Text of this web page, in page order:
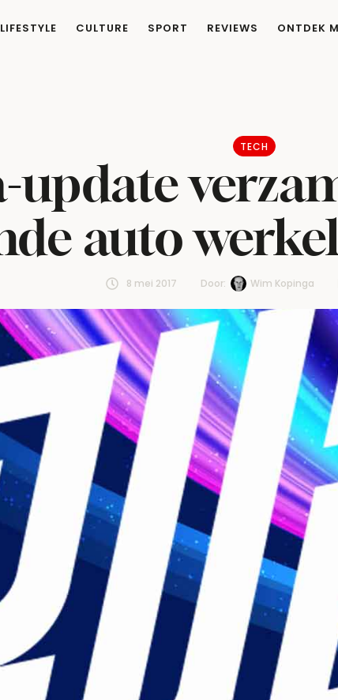
LIFESTYLE CULTURE SPORT REVIEWS ONTDEK
TECH
update
auto
8 mei 2017 Door: Wim Kopinga